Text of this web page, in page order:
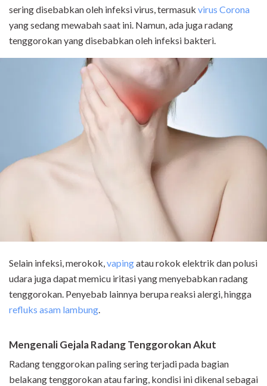
sering disebabkan oleh infeksi virus, termasuk virus Corona
yang sedang mewabah saat ini. Namun, ada juga radang
tenggorokan yang disebabkan oleh infeksi bakteri.
Selain infeksi, merokok,vapingatau rokok elektrik dan polusi
udara juga dapat memicu iritasi yang menyebabkan radang
tenggorokan. Penyebab lainnya berupa reaksi alergi, hingga
refluks asam lambung.
Mengenali Gejala Radang Tenggorokan Akut
Radang tenggorokan paling sering terjadi pada bagian
belakang tenggorokan atau faring, kondisi ini dikenal sebagai